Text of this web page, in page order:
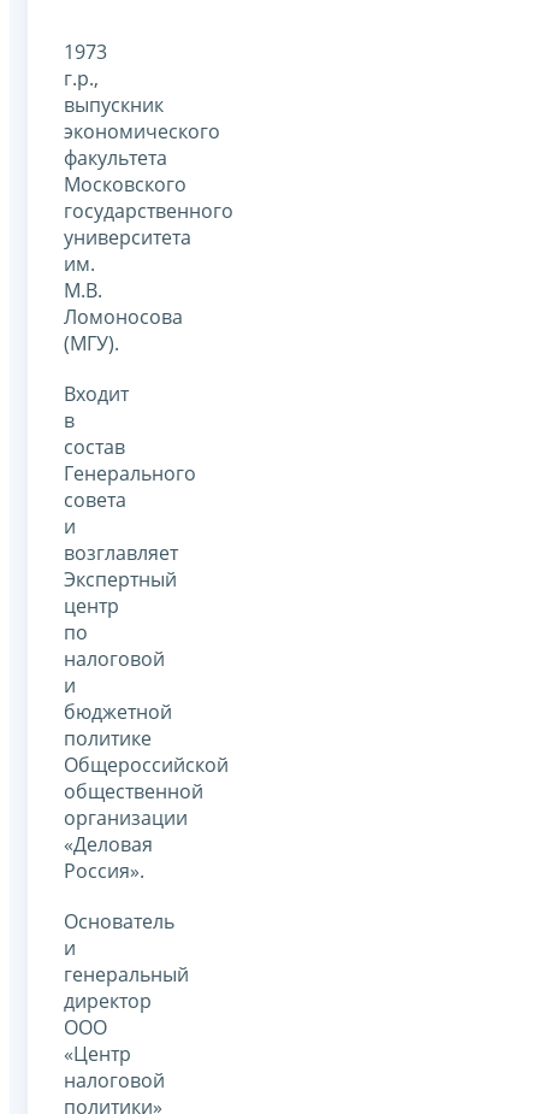
1973
г.р.,
выпускник
экономического
факультета
Московского
государственного
университета
им.
М.В.
Ломоносова
(МГУ).
Входит
в
состав
Генерального
совета
и
возглавляет
Экспертный
центр
по
налоговой
и
бюджетной
политике
Общероссийской
общественной
организации
«Деловая
Россия».
Основатель
и
генеральный
директор
ООО
«Центр
налоговой
политики»